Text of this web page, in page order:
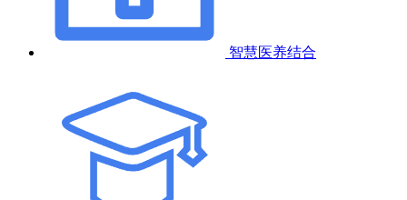
智慧医养结合